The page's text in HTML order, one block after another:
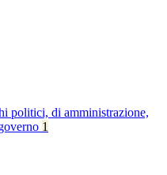
politici, di amministrazione,
1